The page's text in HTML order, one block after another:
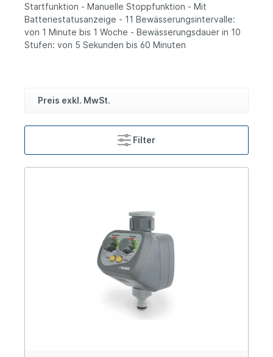
Startfunktion - Manuelle Stoppfunktion - Mit
Batteriestatusanzeige - 11 Bewässerungsintervalle:
von 1 Minute bis 1 Woche - Bewässerungsdauer in 10
Stufen: von 5 Sekunden bis 60 Minuten
Preis exkl. MwSt.
Filter